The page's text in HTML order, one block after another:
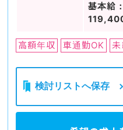
基本給
高額年収 車通勤OK
検討リストへ保存